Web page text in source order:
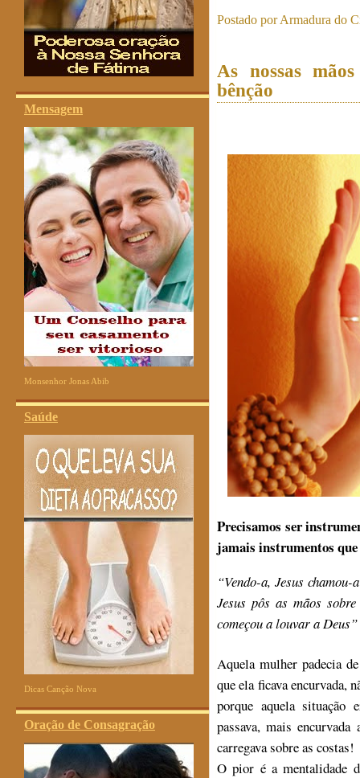
Mensagem
Monsenhor Jonas Abib
Saúde
Dicas Canção Nova
Oração de Consagração
Postado porArmadura do
As nossas
bênção
Precisamos ser
jamais instrumentos que
“Vendo-a, Jesus
Jesus pôs as mãos
começou a louvar a Deus”
Aquela mulher padecia
que ela ficava encurvada,
porque aquela situação
passava, mais
carregava sobre as costas!
O pior é a mentalidade